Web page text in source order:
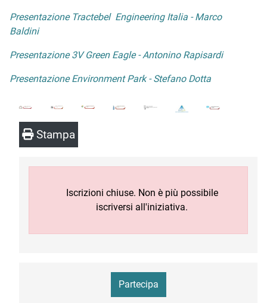
Presentazione Tractebel Engineering Italia - Marco
Baldini
Presentazione 3V Green Eagle - Antonino Rapisardi
Presentazione Environment Park - Stefano Dotta
Stampa
Iscrizioni chiuse. Non è più possibile
iscriversi all'iniziativa.
Partecipa